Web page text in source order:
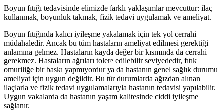
Boyun fıtığı tedavisinde elimizde farklı yaklaşımlar mevcuttur: ilaç
kullanmak, boyunluk takmak, fizik tedavi uygulamak ve ameliyat.
Boyun fıtığında kalıcı iyileşme yakalamak için tek yol cerrahi
müdahaledir. Ancak bu tüm hastaların ameliyat edilmesi gerektiği
anlamına gelmez. Hastaların kayda değer bir kısmında da cerrahi
gerekmez. Hastaların ağrıları tolere edilebilir seviyededir, fıtık
omuriliğe bir baskı yapmıyordur ya da hastanın genel sağlık durumu
ameliyat için uygun değildir. Bu tür durumlarda ağızdan alınan
ilaçlarla ve fizik tedavi uygulamalarıyla hastanın tedavisi yapılabilir.
Uygun vakalarda da hastanın yaşam kalitesinde ciddi iyileşme
sağlanır.